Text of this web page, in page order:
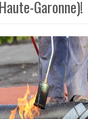
Garonne)!